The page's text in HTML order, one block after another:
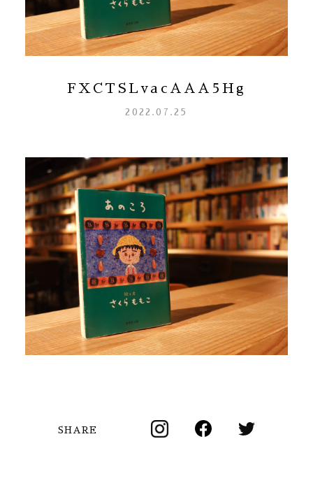
FXCTSLvacAAA5Hg
2022.07.25
SHARE